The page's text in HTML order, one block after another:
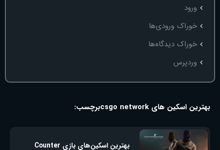
ورود
خوراک ورودی‌ها
خوراک دیدگاه‌ها
وردپرس
برچسب: بهترین اسکین های csgo network
بهترین اسکین‌های بازی Counter